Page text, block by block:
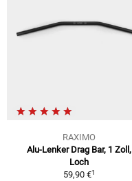
RAXIMO
Alu-Lenker Drag Bar, 1 Zoll,
Loch
59,90 €1